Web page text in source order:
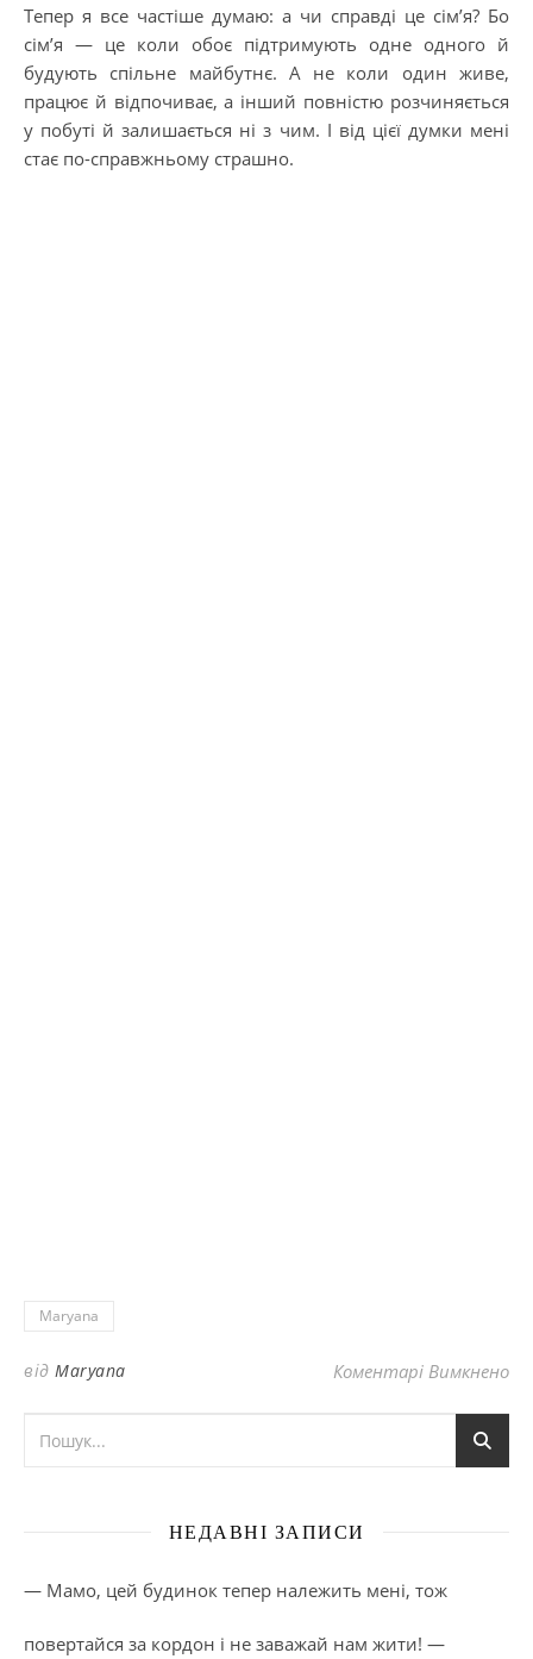
Тепер я все частіше думаю: а чи справді це сім’я? Бо
сім’я — це коли обоє підтримують одне одного й
будують спільне майбутнє. А не коли один живе,
працює й відпочиває, а інший повністю розчиняється
у побуті й залишається ні з чим. І від цієї думки мені
стає по-справжньому страшно.
Maryana
від Maryana Коментарі Вимкненодо
НЕДАВНІ ЗАПИСИ
— Мамо, цей будинок тепер належить мені, тож
повертайся за кордон і не заважай нам жити! —